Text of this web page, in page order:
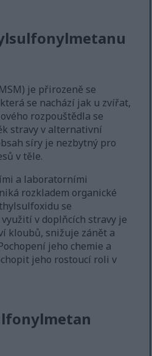
je přirozeně se
se nachází jak u zvířat,
rozpouštědla se
stravy v alternativní
síry je nezbytný pro
v těle.
a laboratorními
rozkladem organické
se
v doplňcích stravy je
kloubů, snižuje zánět a
jeho chemie a
jeho rostoucí roli v